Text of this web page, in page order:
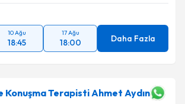
10 Ağu
18:45
17 Ağu
18:00 Daha Fazla
Konuşma Terapisti Ahmet Aydın